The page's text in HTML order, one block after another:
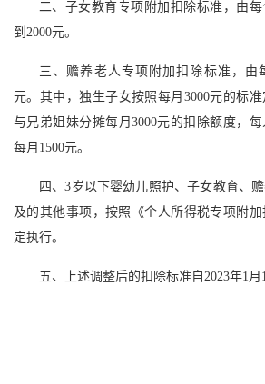
二、子女教育专项附加扣除标准，由每
到2000元。
三、赡养老人专项附加扣除标准，由
元。其中，独生子女按照每月3000元的标
与兄弟姐妹分摊每月3000元的扣除额度，
每月1500元。
四、3岁以下婴幼儿照护、子女教育、
及的其他事项，按照《个人所得税专项附
定执行。
五、上述调整后的扣除标准自2023年1月